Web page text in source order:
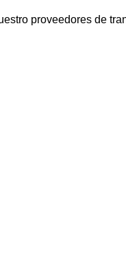
proveedores de